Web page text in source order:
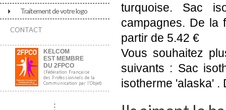
turquoise. Sac
campagnes. De la
partir de 5.42 €
Vous souhaitez
suivants : Sac
isotherme 'alaska' .
Traitement de votre logo
CONTACT
KELCOM
EST MEMBRE
DU 2FPCO
(Fédération Française
des Professionnels de la
Communication par l'Objet)